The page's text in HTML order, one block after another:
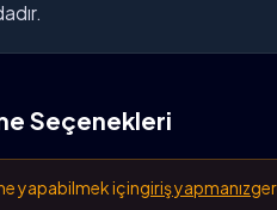
Seçenekleri
yapabilmek içingiriş yapmanız